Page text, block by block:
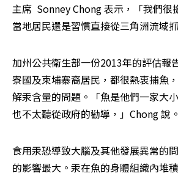
主席  Sonney Chong 表示，「我們很
當地居民還是習慣直接從三角洲流域抓
加州公共衛生部一份2013年的評估報
寮國及柬埔寨裔居民，都很熱衷捕魚
解汞含量的問題。「魚是他們一家大
也不太聽從政府的勸導，」Chong 說。
食用汞恐導致大腦及其他發展異常的
的影響最大。汞在魚的身體組織內堆